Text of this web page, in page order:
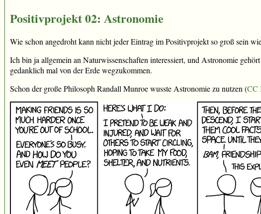
Positivprojekt 02: Astronomie
Wie schon angedroht kann nicht jeder Eintrag im Positivprojekt so groß sein
Ich bin ja allgemein an Naturwissenschaften interessiert, und Astronomie
gedanklich mal von der Erde wegzukommen.
Schon der große Philosoph Randall Munroe wusste Astronomie zu nutzen (CC